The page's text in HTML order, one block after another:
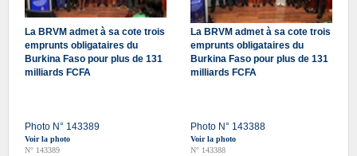
La BRVM admet à sa cote trois
emprunts obligataires du
Burkina Faso pour plus de 131
milliards FCFA
Photo N° 143389
Voir la photo
N° 143389
La BRVM admet à sa cote trois
emprunts obligataires du
Burkina Faso pour plus de 131
milliards FCFA
Photo N° 143388
Voir la photo
N° 143388